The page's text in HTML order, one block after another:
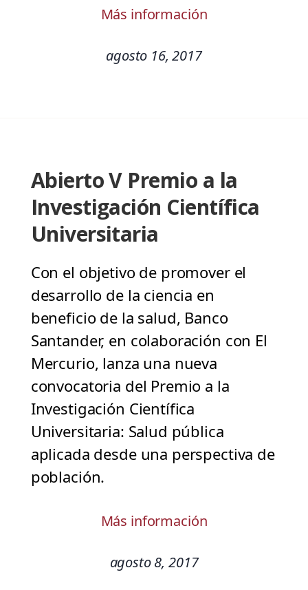
Más información
agosto 16, 2017
Abierto V Premio a la
Investigación Científica
Universitaria
Con el objetivo de promover el
desarrollo de la ciencia en
beneficio de la salud, Banco
Santander, en colaboración con El
Mercurio, lanza una nueva
convocatoria del Premio a la
Investigación Científica
Universitaria: Salud pública
aplicada desde una perspectiva de
población.
Más información
agosto 8, 2017